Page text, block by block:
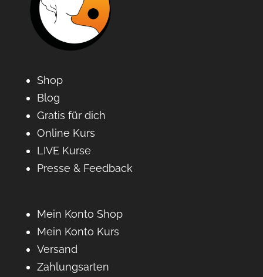
Shop
Blog
Gratis für dich
Online Kurs
LIVE Kurse
Presse & Feedback
Mein Konto Shop
Mein Konto Kurs
Versand
Zahlungsarten